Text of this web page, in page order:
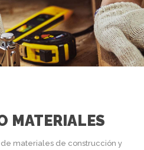
MATERIALES
materiales de construcción y